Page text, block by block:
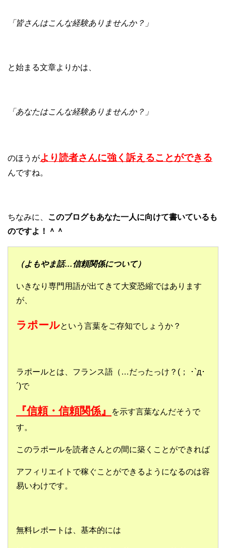
「皆さんはこんな経験ありませんか？」
と始まる文章よりかは、
「あなたはこんな経験ありませんか？」
のほうがより読者さんに強く訴えることができる
んですね。
ちなみに、 このブログもあなた一人に向けて書いているも
のですよ！＾＾
（よもやま話…信頼関係について）
いきなり専門用語が出てきて大変恐縮ではあります
が、
ラポールという言葉をご存知でしょうか？
ラポールとは、フランス語（…だったっけ？(； ･`д･
´)で
『信頼・信頼関係』
を示す言葉なんだそうで
す。
このラポールを読者さんとの間に築くことができれば
アフィリエイトで稼ぐことができるようになるのは容
易いわけです。
無料レポートは、基本的には